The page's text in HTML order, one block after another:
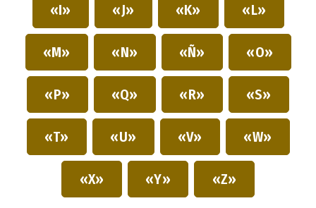
«I» «J» «K» «L»
«M» «N» «Ñ» «O»
«P» «Q» «R» «S»
«T» «U» «V» «W»
«X» «Y» «Z»